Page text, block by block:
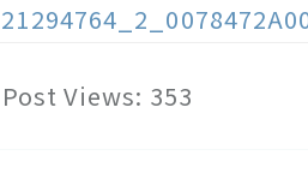
Post Views: 353